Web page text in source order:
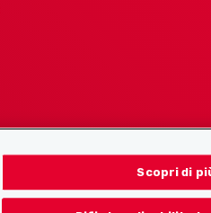
Scopri di